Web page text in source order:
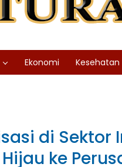
Ekonomi Kesehatan
di Sektor
ke